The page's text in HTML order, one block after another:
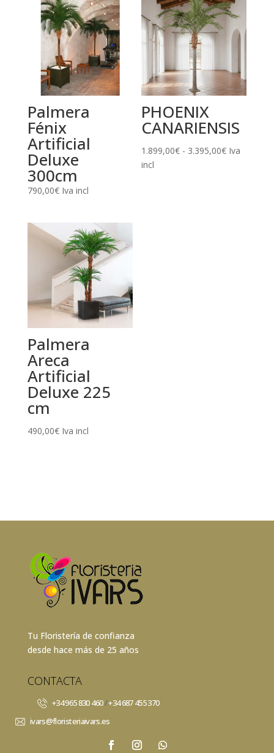
Palmera
Fénix
Artificial
Deluxe
300cm
790,00€ Iva incl
PHOENIX
CANARIENSIS
1.899,00€ - 3.395,00€Rango
Iva
incl
Palmera
Areca
Artificial
Deluxe 225
cm
490,00€ Iva incl
Tu Floristería de confianza
desde hace más de 25 años
CONTACTA
+34 965 830 460/+34 687 455 370
ivars@floristeriaivars.es